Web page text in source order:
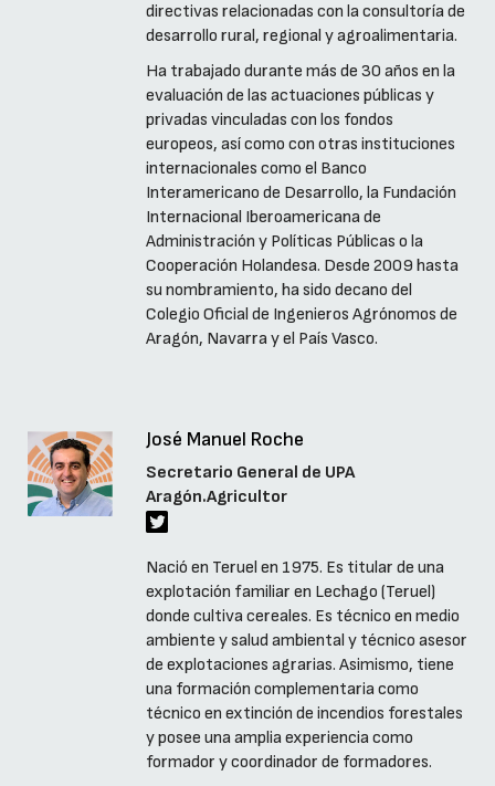
directivas relacionadas con la consultoría de
desarrollo rural, regional y agroalimentaria.
Ha trabajado durante más de 30 años en la
evaluación de las actuaciones públicas y
privadas vinculadas con los fondos
europeos, así como con otras instituciones
internacionales como el Banco
Interamericano de Desarrollo, la Fundación
Internacional Iberoamericana de
Administración y Políticas Públicas o la
Cooperación Holandesa. Desde 2009 hasta
su nombramiento, ha sido decano del
Colegio Oficial de Ingenieros Agrónomos de
Aragón, Navarra y el País Vasco.
José Manuel Roche
Secretario General de UPA
Aragón.Agricultor
Nació en Teruel en 1975. Es titular de una
explotación familiar en Lechago (Teruel)
donde cultiva cereales. Es técnico en medio
ambiente y salud ambiental y técnico asesor
de explotaciones agrarias. Asimismo, tiene
una formación complementaria como
técnico en extinción de incendios forestales
y posee una amplia experiencia como
formador y coordinador de formadores.